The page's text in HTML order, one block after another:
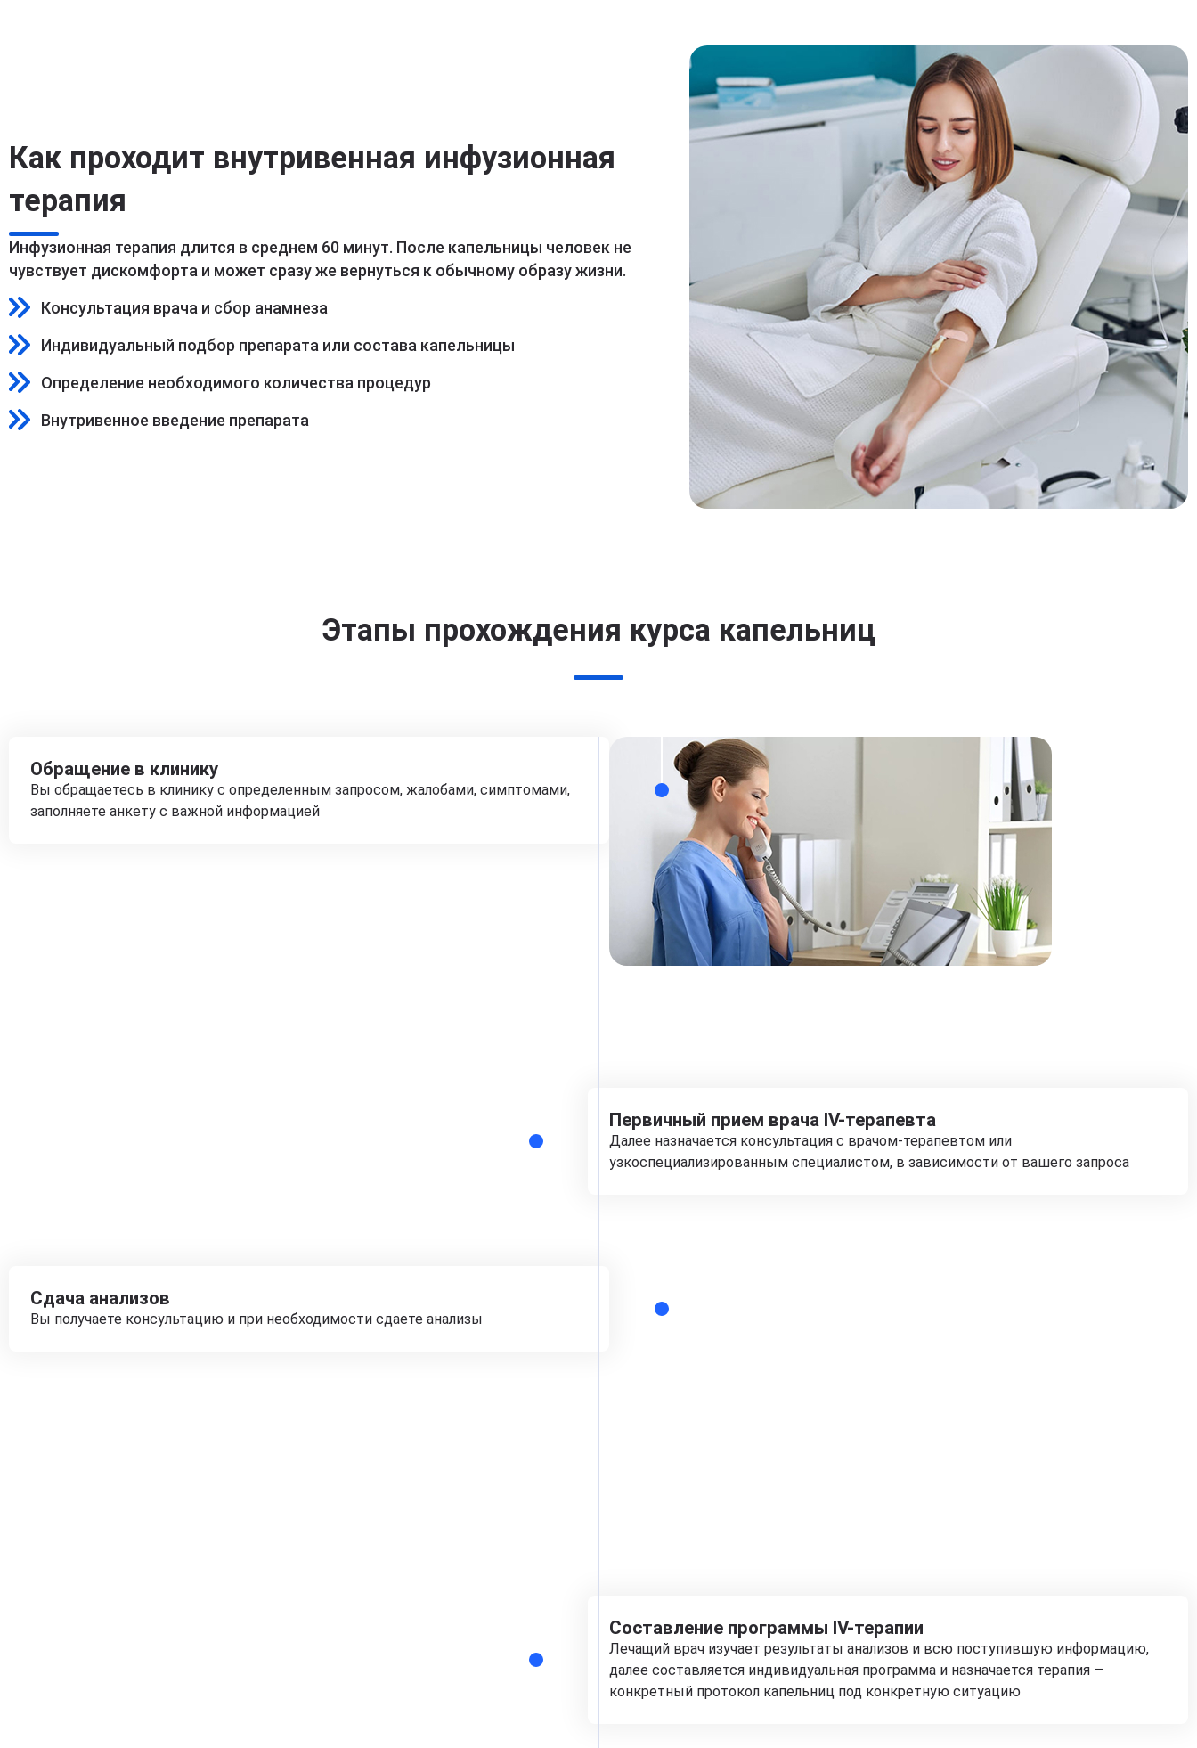
Как проходит внутривенная инфузионная
терапия
Инфузионная терапия длится в среднем 60 минут. После капельницы человек не
чувствует дискомфорта и может сразу же вернуться к обычному образу жизни.
Консультация врача и сбор анамнеза
Индивидуальный подбор препарата или состава капельницы
Определение необходимого количества процедур
Внутривенное введение препарата
Этапы прохождения курса капельниц
Обращение в клинику
Вы обращаетесь в клинику с определенным запросом, жалобами, симптомами,
заполняете анкету с важной информацией
Первичный прием врача IV-терапевта
Далее назначается консультация с врачом-терапевтом или
узкоспециализированным специалистом, в зависимости от вашего запроса
Сдача анализов
Вы получаете консультацию и при необходимости сдаете анализы
Составление программы IV-терапии
Лечащий врач изучает результаты анализов и всю поступившую информацию,
далее составляется индивидуальная программа и назначается терапия —
конкретный протокол капельниц под конкретную ситуацию